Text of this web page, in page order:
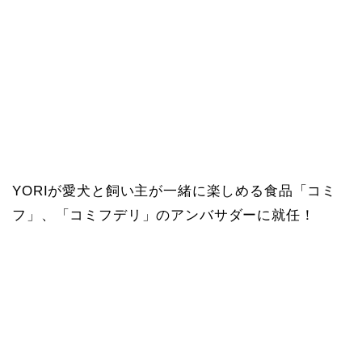
YORIが愛犬と飼い主が一緒に楽しめる食品「コミ
フ」、「コミフデリ」のアンバサダーに就任！